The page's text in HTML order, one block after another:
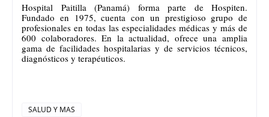
Hospital Paitilla (Panamá) forma parte de Hospiten.
Fundado en 1975, cuenta con un prestigioso grupo de
profesionales en todas las especialidades médicas y más de
600 colaboradores. En la actualidad, ofrece una amplia
gama de facilidades hospitalarias y de servicios técnicos,
diagnósticos y terapéuticos.
SALUD Y MAS